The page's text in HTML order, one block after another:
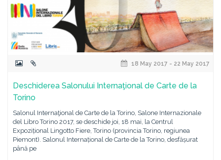
18 May 2017 - 22 May 2017
Deschiderea Salonului Internaţional de Carte de la
Torino
Salonul Internaţional de Carte de la Torino, Salone Internazionale
del Libro Torino 2017, se deschide joi, 18 mai, la Centrul
Expozițional Lingotto Fiere, Torino (provincia Torino, regiunea
Piemont). Salonul Internațional de Carte de la Torino, desfășurat
până pe